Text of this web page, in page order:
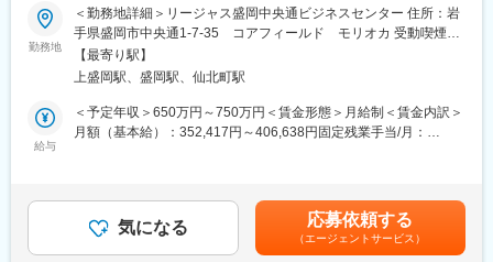
・Salesforce最先端領域（AI・データ統合）を扱える
■働く環境・特徴
・エンドユーザー直取引／最上流から参画
・自社内開発中心（客先常駐ほぼなし）
・全国拠点あり（フルリモートではないが在宅制度あり）
・資格取得支援、社内勉強会あり
・Salesforceコンサルタント
・データマーケティング責任者
■業務内容：
受託開発事業を拡大するために開発メンバーを増員する予定であ
り、入社当初はSESで稼働をいただきますが、その後は受託開発
のメンバーとして稼働いただく予定となっています。将来的には
コンサルティング事業とシステム開発事業を融合させて、より難
易度の高い課題解決にチャレンジしていきたいと考えています。
います。
■当社について：
勤務地
＜勤務地詳細＞リージャス盛岡中央通ビジネスセンター 住所：岩
手県盛岡市中央通1-7-35 コアフィールド モリオカ 受動喫煙対
策：屋内全面禁煙変更の範囲：会社の定める事業所（リモートワ
ーク含む）
【最寄り駅】
上盛岡駅、盛岡駅、仙北町駅
給与
＜予定年収＞650万円～750万円＜賃金形態＞月給制＜賃金内訳＞
月額（基本給）：352,417円～406,638円固定残業手当/月：
実績：2回（過去実績：3ヶ月分）賃金はあくまでも目安の金額で
あり、選考を通じて上下する可能性があります。月給(月額)は固定
気になる 応募依頼する
（エージェントサービス）